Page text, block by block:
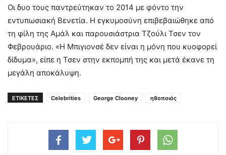
Οι δυο τους παντρεύτηκαν το 2014 με φόντο την
εντυπωσιακή Βενετία. Η εγκυμοσύνη επιβεβαιώθηκε από
τη φίλη της Αμάλ και παρουσιάστρια Τζούλι Τσεν τον
Φεβρουάριο. «Η Μπιγιονσέ δεν είναι η μόνη που κυοφορεί
δίδυμα», είπε η Τσεν στην εκπομπή της και μετά έκανε τη
μεγάλη αποκάλυψη.
ΕΤΙΚΕΤΕΣ Celebrities George Clooney ηθοποιός